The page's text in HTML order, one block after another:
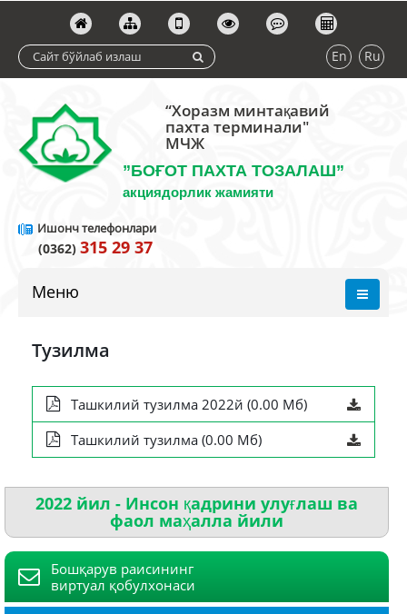
En Ru
“Хоразм минтақавий
пахта терминали"
МЧЖ
”БОҒОТ ПАХТА ТОЗАЛАШ”
акциядорлик жамияти
Ишонч телефонлари
(0362) 315 29 37
Меню
Тузилма
Ташкилий тузилма 2022й (0.00 Мб)
Ташкилий тузилма (0.00 Мб)
2022 йил - Инсон қадрини улуғлаш ва
фаол маҳалла йили
Бошқарув раисининг
виртуал қобулхонаси